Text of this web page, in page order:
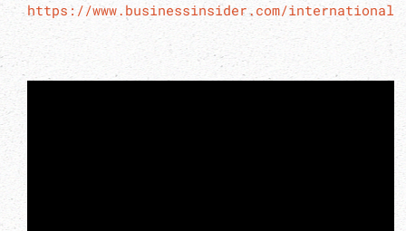
https://www.businessinsider.com/international